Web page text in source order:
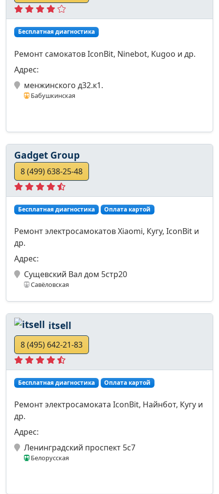
Бесплатная диагностика
Ремонт самокатов IconBit, Ninebot, Kugoo и др.
Адрес:
менжинского д32.к1.
Бабушкинская
Gadget Group
8 (499) 638-25-48
Бесплатная диагностика Оплата картой
Ремонт электросамокатов Xiaomi, Кугу, IconBit и
др.
Адрес:
Сущевский Вал дом 5стр20
Савёловская
itsell
8 (495) 642-21-83
Бесплатная диагностика Оплата картой
Ремонт электросамоката IconBit, Найнбот, Кугу и
др.
Адрес:
Ленинградский проспект 5с7
Белорусская